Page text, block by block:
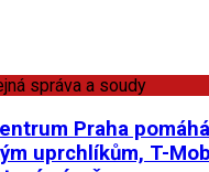
správa a soudy
Praha
uprchlíkům, T-